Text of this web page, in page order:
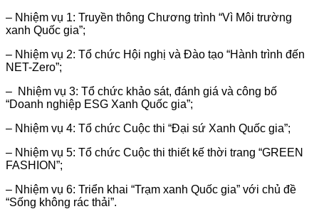
– Nhiệm vụ 1: Truyền thông Chương trình “Vì Môi trường
xanh Quốc gia”;
– Nhiệm vụ 2: Tổ chức Hội nghị và Đào tạo “Hành trình đến
NET-Zero”;
– Nhiệm vụ 3: Tổ chức khảo sát, đánh giá và công bố
“Doanh nghiệp ESG Xanh Quốc gia”;
– Nhiệm vụ 4: Tổ chức Cuộc thi “Đại sứ Xanh Quốc gia”;
– Nhiệm vụ 5: Tổ chức Cuộc thi thiết kế thời trang “GREEN
FASHION”;
– Nhiệm vụ 6: Triển khai “Trạm xanh Quốc gia” với chủ đề
“Sống không rác thải”.